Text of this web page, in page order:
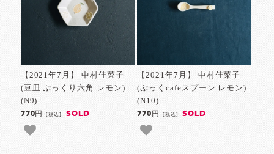
【2021年7月】 中村佳菜子
(豆皿 ぷっくり六角 レモン)
(N9)
770円[税込] SOLD
【2021年7月】 中村佳菜子
(ぷっくcafeスプーン レモン)
(N10)
770円 [税込] SOLD